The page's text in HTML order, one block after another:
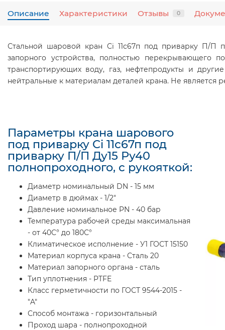
Описание Характеристики Отзывы 0
Стальной шаровой кран Ci 11с67п под приварку П/П
запорного устройства, полностью перекрывающего
транспортирующих воду, газ, нефтепродукты и
нейтральные к материалам деталей крана. Не является
Параметры крана шарового
под приварку Ci 11с67п под
приварку П/П Ду15 Ру40
полнопроходного, с рукояткой:
Диаметр номинальный DN - 15 мм
Диаметр в дюймах - 1/2"
Давление номинальное PN - 40 бар
Температура рабочей среды максимальная
- от 40С° до 180С°
Климатическое исполнение - У1 ГОСТ 15150
Материал корпуса крана - Сталь 20
Материал запорного органа - сталь
Тип уплотнения - PTFE
Класс герметичности по ГОСТ 9544-2015 -
"A"
Способ монтажа - горизонтальный
Проход шара - полнопроходной